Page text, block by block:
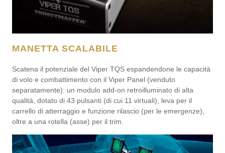
MANETTA SCALABILE
Scatena il potenziale del Viper TQS espandendone le capacità
di volo e combattimento con il Viper Panel (venduto
separatamente): un modulo add-on retroilluminato di alta
qualità, dotato di 43 pulsanti (di cui 11 virtuali), leva per il
carrello di atterraggio e funzione rilascio (per le emergenze),
oltre a una rotella (asse) per il trim.